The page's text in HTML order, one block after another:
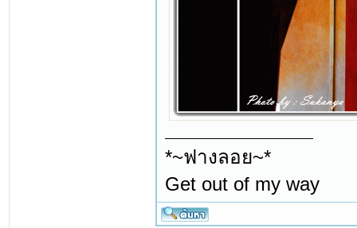
*~ฟางลอย~*
Get out of my way